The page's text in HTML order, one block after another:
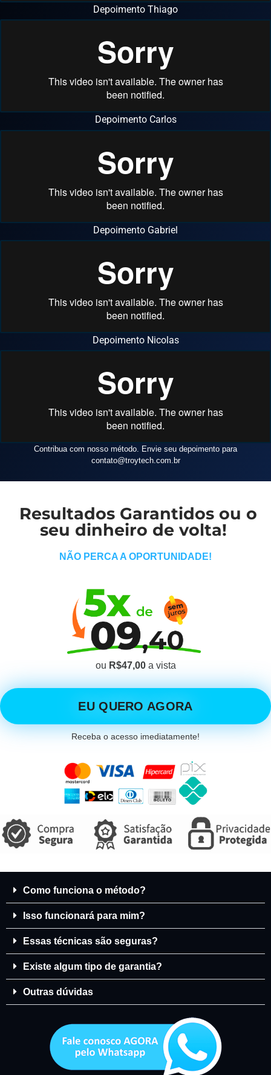
Depoimento Thiago
Depoimento Carlos
Depoimento Gabriel
Depoimento Nicolas
Contribua com nosso método. Envie seu depoimento para
contato@troytech.com.br
Resultados Garantidos ou o
seu dinheiro de volta!
NÃO PERCA A OPORTUNIDADE!
ou R$47,00a vista
EU QUERO AGORA
Receba o acesso imediatamente!
Como funciona o método?
Isso funcionará para mim?
Essas técnicas são seguras?
Existe algum tipo de garantia?
Outras dúvidas